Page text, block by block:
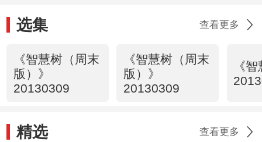
选集 查看更多
《智慧树（周末
版）》
20130309
《智慧树（周末
版）》
20130309
《
精选 查看更多